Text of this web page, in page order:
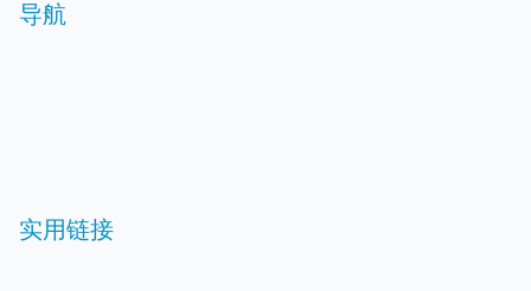
导航
实用链接